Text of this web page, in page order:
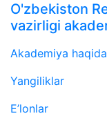
O'zbekiston
vazirligi
Akademiya haqida
Yangiliklar
E’lonlar